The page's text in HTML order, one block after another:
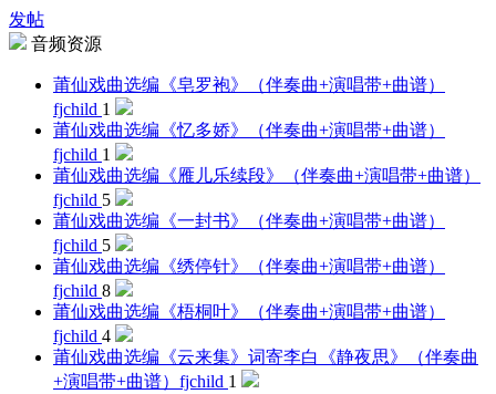
发帖
音频资源
莆仙戏曲选编《皂罗袍》（伴奏曲+演唱带+曲谱）
fjchild 1
莆仙戏曲选编《忆多娇》（伴奏曲+演唱带+曲谱）
fjchild 1
莆仙戏曲选编《雁儿乐续段》（伴奏曲+演唱带+曲谱）
fjchild 5
莆仙戏曲选编《一封书》（伴奏曲+演唱带+曲谱）
fjchild 5
莆仙戏曲选编《绣停针》（伴奏曲+演唱带+曲谱）
fjchild 8
莆仙戏曲选编《梧桐叶》（伴奏曲+演唱带+曲谱）
fjchild 4
莆仙戏曲选编《云来集》词寄李白《静夜思》（伴奏曲
+演唱带+曲谱） fjchild 1